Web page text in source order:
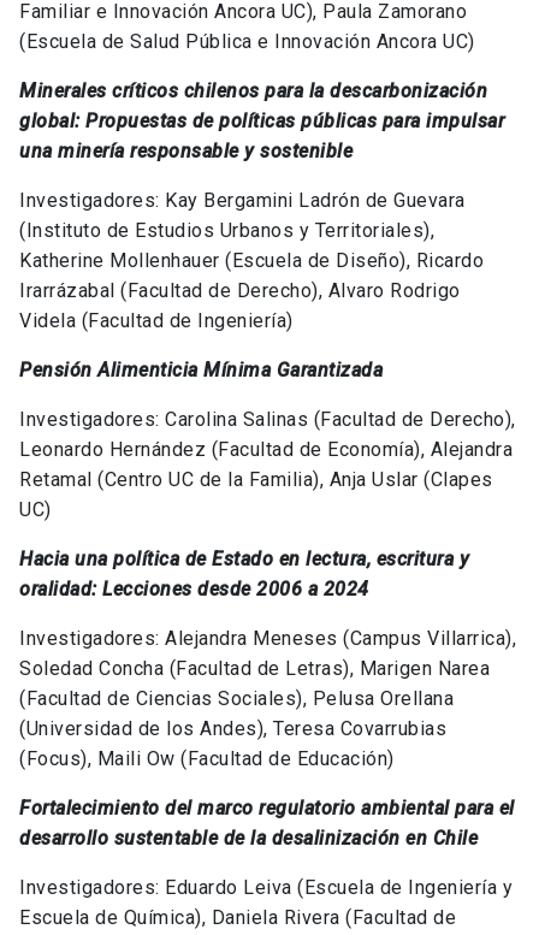
Familiar e Innovación Ancora UC), Paula Zamorano
(Escuela de Salud Pública e Innovación Ancora UC)
Minerales críticos chilenos para la descarbonización
global: Propuestas de políticas públicas para impulsar
una minería responsable y sostenible
Investigadores: Kay Bergamini Ladrón de Guevara
(Instituto de Estudios Urbanos y Territoriales),
Katherine Mollenhauer (Escuela de Diseño), Ricardo
Irarrázabal (Facultad de Derecho), Alvaro Rodrigo
Videla (Facultad de Ingeniería)
Pensión Alimenticia Mínima Garantizada
Investigadores: Carolina Salinas (Facultad de Derecho),
Leonardo Hernández (Facultad de Economía), Alejandra
Retamal (Centro UC de la Familia), Anja Uslar (Clapes
UC)
Hacia una política de Estado en lectura, escritura y
oralidad: Lecciones desde 2006 a 2024
Investigadores: Alejandra Meneses (Campus Villarrica),
Soledad Concha (Facultad de Letras), Marigen Narea
(Facultad de Ciencias Sociales), Pelusa Orellana
(Universidad de los Andes), Teresa Covarrubias
(Focus), Maili Ow (Facultad de Educación)
Fortalecimiento del marco regulatorio ambiental para el
desarrollo sustentable de la desalinización en Chile
Investigadores: Eduardo Leiva (Escuela de Ingeniería y
Escuela de Química), Daniela Rivera (Facultad de